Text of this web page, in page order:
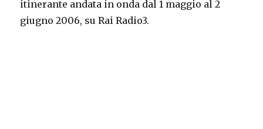
itinerante andata in onda dal 1 maggio al 2
giugno 2006, su Rai Radio3.